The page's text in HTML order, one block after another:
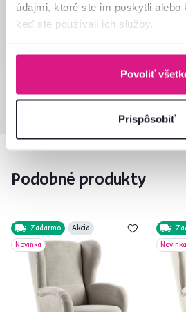
údajmi, ktoré ste im poskytli alebo
keď ste používali ich služby.
Povoliť
Prispôsobiť
Všetky recenzie
Podobné produkty
Zadarmo
Akcia
Novinka
Novinka